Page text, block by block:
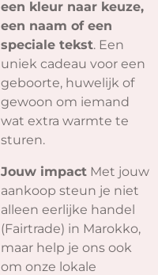
een kleur naar keuze,
een naam of een
speciale tekst. Een
uniek cadeau voor een
geboorte, huwelijk of
gewoon om iemand
wat extra warmte te
sturen.
Jouw impact Met jouw
aankoop steun je niet
alleen eerlijke handel
(Fairtrade) in Marokko,
maar help je ons ook
om onze lokale